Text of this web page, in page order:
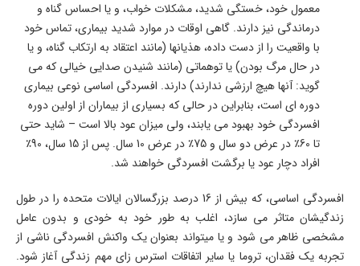
معمول خود، خستگی شدید، مشکلات خواب، و یا احساس گناه و
درماندگی نیز دارند. گاهی اوقات در موارد شدید بیماری، تماس خود
با واقعیت را از دست داده، هذیانها (مانند اعتقاد به ارتکاب گناه، و یا
در حال مرگ بودن) یا توهماتی (مانند شنیدن صدایی خیالی که می
گوید: آنها هیچ ارزشی ندارند) دارند. افسردگی اساسی نوعی بیماری
دوره ای است، بنابراین در حالی که بسیاری از بیماران از اولین دوره
افسردگی خود بهبود می یابند، ولی میزان عود بالا است – شاید حتی
تا 60٪ در عرض دو سال و 75٪ در عرض 10 سال. پس از 15 سال، 90٪
افراد دچار عود یا برگشت افسردگی خواهند شد.
افسردگی اساسی، که بیش از 16 درصد بزرگسالان ایالات متحده را در طول
زندگیشان متاثر می سازد، اغلب به طور خود به خودی و بدون عامل
مشخصی ظاهر می شود و یا میتواند بعنوان یک واکنش افسردگی ناشی از
تجربه یک فقدان، تروما یا سایر اتفاقات استرس زای مهم زندگی آغاز شود.